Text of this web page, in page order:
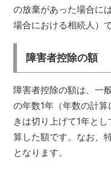
の放棄があった場合に
場合における相続人）
障害者控除の額
障害者控除の額は、一
の年数1年（年数の計
きは切り上げて1年と
算した額です。なお、
となります。